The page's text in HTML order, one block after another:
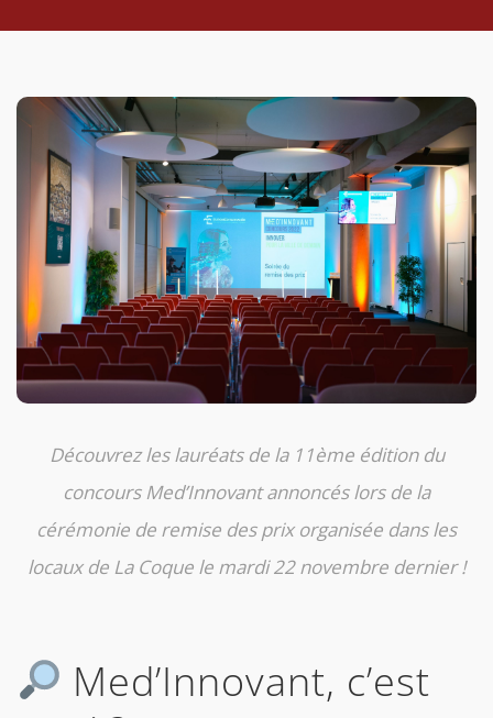
Découvrez les lauréats de la 11ème édition du
concours Med’Innovant annoncés lors de la
cérémonie de remise des prix organisée dans les
locaux de La Coque le mardi 22 novembre dernier !
Med’Innovant, c’est